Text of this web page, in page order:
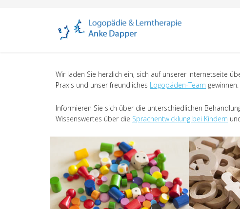
Wir laden Sie herzlich ein, sich auf unserer Internetseite
Praxis und unser freundliches Logopäden-Team gewinnen.
Informieren Sie sich über die unterschiedlichen
Wissenswertes über die Sprachentwicklung bei Kindern